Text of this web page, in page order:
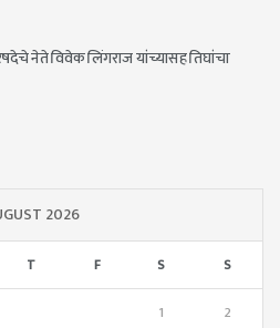
नेते विवेक लिंगराज यांच्यासह तिघांचा
2026
T F S S
1
2